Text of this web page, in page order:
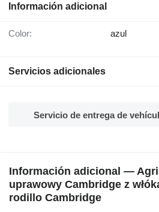
Información adicional
Color: azul
Servicios adicionales
Servicio de entrega de
Información adicional —
uprawowy Cambridge z
rodillo Cambridge